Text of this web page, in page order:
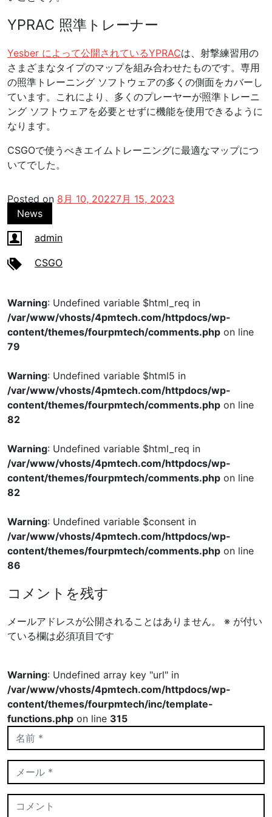
YPRAC 照準トレーナー
Yesber によって公開されているYPRACは、射撃練習用の
さまざまなタイプのマップを組み合わせたものです。専用
の照準トレーニング ソフトウェアの多くの側面をカバーし
ています。これにより、多くのプレーヤーが照準トレーニ
ング ソフトウェアを必要とせずに機能を使用できるように
なります。
CSGOで使うべきエイムトレーニングに最適なマップにつ
いてでした。
Posted on 8月 10, 20227月 15, 2023
News
admin
CSGO
Warning: Undefined variable $html_req in
/var/www/vhosts/4pmtech.com/httpdocs/wp-
content/themes/fourpmtech/comments.php on line
79
Warning: Undefined variable $html5 in
/var/www/vhosts/4pmtech.com/httpdocs/wp-
content/themes/fourpmtech/comments.php on line
82
Warning: Undefined variable $html_req in
/var/www/vhosts/4pmtech.com/httpdocs/wp-
content/themes/fourpmtech/comments.php on line
82
Warning: Undefined variable $consent in
/var/www/vhosts/4pmtech.com/httpdocs/wp-
content/themes/fourpmtech/comments.php on line
86
コメントを残す
メールアドレスが公開されることはありません。 ※ が付い
ている欄は必須項目です
Warning: Undefined array key "url" in
/var/www/vhosts/4pmtech.com/httpdocs/wp-
content/themes/fourpmtech/inc/template-
functions.php on line 315